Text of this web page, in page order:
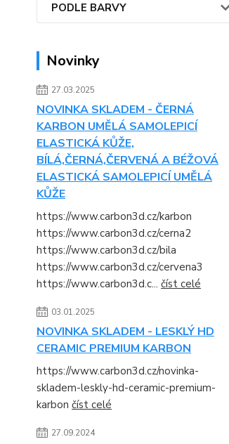
PODLE BARVY
Novinky
27.03.2025
NOVINKA SKLADEM - ČERNÁ
KARBON UMĚLÁ SAMOLEPICÍ
ELASTICKÁ KŮŽE,
BÍLÁ,ČERNÁ,ČERVENÁ A BÉŽOVÁ
ELASTICKÁ SAMOLEPICÍ UMĚLÁ
KŮŽE
https://www.carbon3d.cz/karbon
https://www.carbon3d.cz/cerna2
https://www.carbon3d.cz/bila
https://www.carbon3d.cz/cervena3
https://www.carbon3d.c... číst celé
03.01.2025
NOVINKA SKLADEM - LESKLÝ HD
CERAMIC PREMIUM KARBON
https://www.carbon3d.cz/novinka-
skladem-leskly-hd-ceramic-premium-
karbon číst celé
27.09.2024